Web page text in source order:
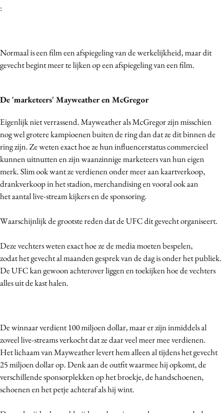
:
Normaal is een film een afspiegeling van de werkelijkheid, maar dit
gevecht begint meer te lijken op een afspiegeling van een film.
De 'marketeers' Mayweather en McGregor
Eigenlijk niet verrassend. Mayweather als McGregor zijn misschien
nog wel grotere kampioenen buiten de ring dan dat ze dit binnen de
ring zijn. Ze weten exact hoe ze hun influencerstatus commercieel
kunnen uitnutten en zijn waanzinnige marketeers van hun eigen
merk. Slim ook want ze verdienen onder meer aan kaartverkoop,
drankverkoop in het stadion, merchandising en vooral ook aan
het aantal live-stream kijkers en de sponsoring.
Waarschijnlijk de grootste reden dat de UFC dit gevecht organiseert.
Deze vechters weten exact hoe ze de media moeten bespelen,
zodat het gevecht al maanden gesprek van de dag is onder het publiek.
De UFC kan gewoon achterover liggen en toekijken hoe de vechters
alles uit de kast halen.
De winnaar verdient 100 miljoen dollar, maar er zijn inmiddels al
zoveel live-streams verkocht dat ze daar veel meer mee verdienen.
Het lichaam van Mayweather levert hem alleen al tijdens het gevecht
25 miljoen dollar op. Denk aan de outfit waarmee hij opkomt, de
verschillende sponsorplekken op het broekje, de handschoenen,
schoenen en het petje achteraf als hij wint.